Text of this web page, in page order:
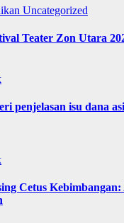
Uncategorized
Teater Zon Utara
penjelasan isu dana
Cetus